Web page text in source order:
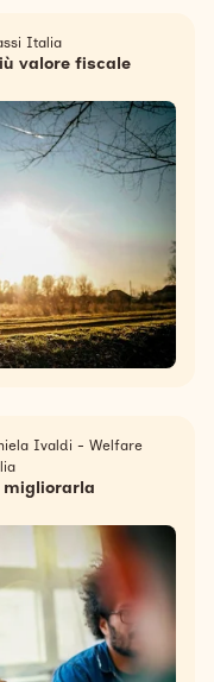
Italia
valore fiscale
Ivaldi - Welfare
migliorarla